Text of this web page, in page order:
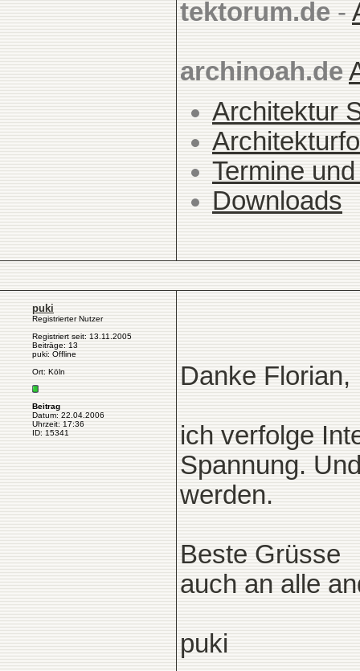
tektorum.de -
archinoah.de
Architektur
Termine
Downloads
puki
Registrierter Nutzer
Registriert seit: 13.11.2005
Beiträge: 13
puki: Offline
Ort: Köln
Beitrag
Datum: 22.04.2006
Uhrzeit: 17:36
ID: 15341
Danke Florian,
ich verfolge
Spannung.
werden.
Beste Grüsse
auch an alle
puki